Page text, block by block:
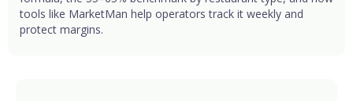
tools like MarketMan help operators track it weekly and
protect margins.